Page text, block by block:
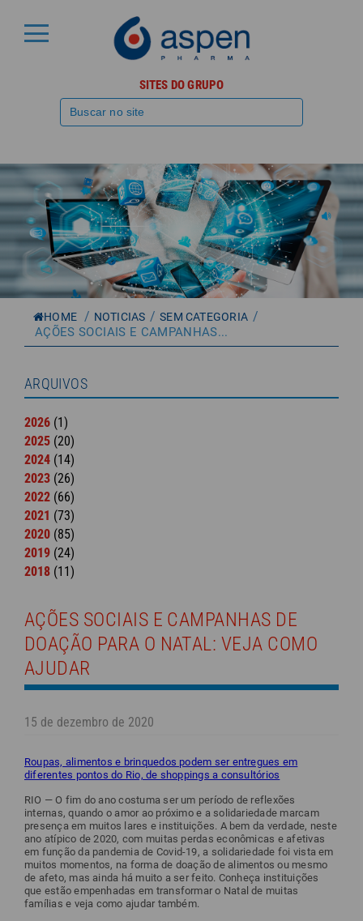
SITES DO GRUPO
HOME / NOTICIAS / SEM CATEGORIA /
AÇÕES SOCIAIS E CAMPANHAS...
AÇÕES SOCIAIS E CAMPANHAS DE
DOAÇÃO PARA O NATAL: VEJA COMO
AJUDAR
15 de dezembro de 2020
Roupas, alimentos e brinquedos podem ser entregues em
diferentes pontos do Rio, de shoppings a consultórios
RIO — O fim do ano costuma ser um período de reflexões
internas, quando o amor ao próximo e a solidariedade marcam
presença em muitos lares e instituições. A bem da verdade, neste
ano atípico de 2020, com muitas perdas econômicas e afetivas
em função da pandemia de Covid-19, a solidariedade foi vista em
muitos momentos, na forma de doação de alimentos ou mesmo
de afeto, mas ainda há muito a ser feito. Conheça instituições
que estão empenhadas em transformar o Natal de muitas
famílias e veja como ajudar também.
ARQUIVOS
2026 (1)
2025 (20)
2024 (14)
2023 (26)
2022 (66)
2021 (73)
2020 (85)
2019 (24)
2018 (11)